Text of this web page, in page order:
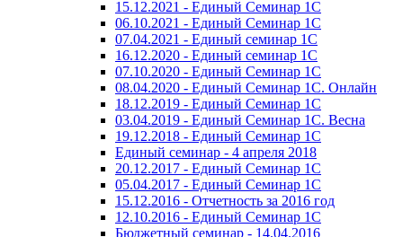
15.12.2021 - Единый Семинар 1С
06.10.2021 - Единый Семинар 1С
07.04.2021 - Единый семинар 1С
16.12.2020 - Единый семинар 1С
07.10.2020 - Единый Семинар 1С
08.04.2020 - Единый Семинар 1С. Онлайн
18.12.2019 - Единый Семинар 1С
03.04.2019 - Единый Семинар 1С. Весна
19.12.2018 - Единый Семинар 1С
Единый семинар - 4 апреля 2018
20.12.2017 - Единый Семинар 1С
05.04.2017 - Единый Семинар 1С
15.12.2016 - Отчетность за 2016 год
12.10.2016 - Единый Семинар 1С
Бюджетный семинар - 14.04.2016